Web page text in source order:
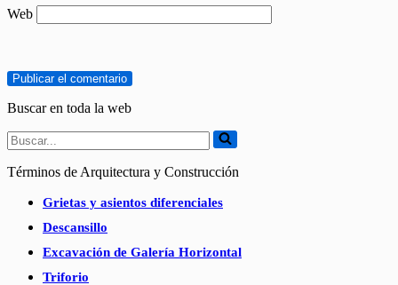
Web
Buscar en toda la web
Buscar...
Términos de Arquitectura y Construcción
Grietas y asientos diferenciales
Descansillo
Excavación de Galería Horizontal
Triforio